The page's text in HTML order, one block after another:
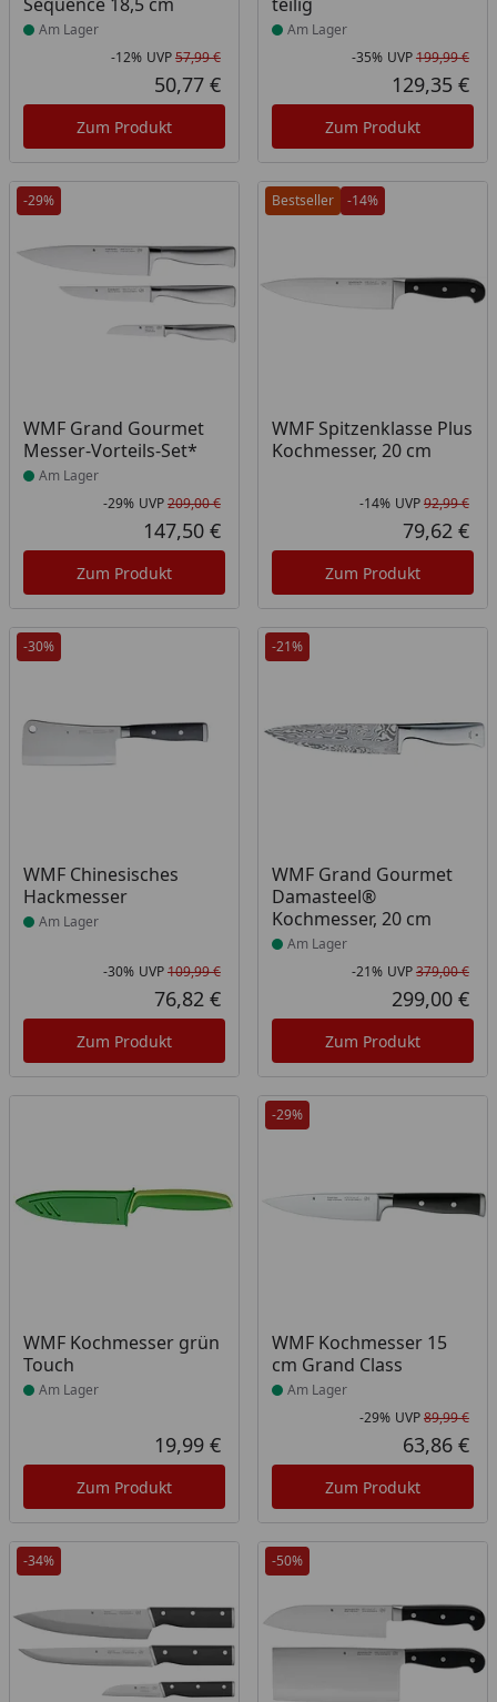
Am Lager
Rabatt in Prozent
-12%
Ursprünglicher Preis
UVP57,99 €
Aktueller Preis
50,77 €
Zum Produkt
Am Lager
-35% UVP199,99 €
129,35 €
Zum Produkt
-29%
WMF Grand Gourmet
Messer-Vorteils-Set*
Produkt am Lager
Am Lager
Rabatt in Prozent
-29%
Ursprünglicher Preis
UVP209,00 €
Aktueller Preis
147,50 €
Zum Produkt
Bestseller -14%
WMF Spitzenklasse Plus
Kochmesser, 20 cm
-14% UVP92,99 €
79,62 €
Zum Produkt
-30%
WMF Chinesisches
Hackmesser
Produkt am Lager
Am Lager
Rabatt in Prozent
-30%
Ursprünglicher Preis
UVP109,99 €
Aktueller Preis
76,82 €
Zum Produkt
-21%
WMF Grand Gourmet
Damasteel®
Kochmesser, 20 cm
Produkt am Lager
Am Lager
-21% UVP379,00 €
299,00 €
Zum Produkt
WMF Kochmesser grün
Touch
Produkt am Lager
Am Lager
Aktueller Preis
19,99 €
Zum Produkt
-29%
WMF Kochmesser 15
cm Grand Class
Produkt am Lager
Am Lager
-29% UVP89,99 €
63,86 €
Zum Produkt
-34% -50%